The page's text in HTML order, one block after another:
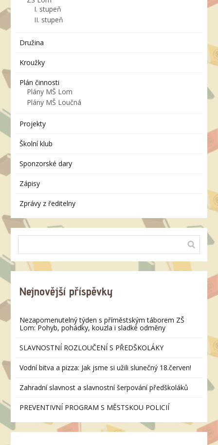
I. stupeň
II. stupeň
Družina
Kroužky
Plán činnosti
Plány MŠ Lom
Plány MŠ Loučná
Projekty
Školní klub
Sponzorské dary
Zápisy
Zprávy z ředitelny
Nejnovější příspěvky
Nezapomenutelný týden s příměstským táborem ZŠ
Lom: Pohyb, pohádky, kouzla i sladké odměny
SLAVNOSTNÍ ROZLOUČENÍ S PŘEDŠKOLÁKY
Vodní bitva a pizza: Jak jsme si užili slunečný 18.červen!
Zahradní slavnost a slavnostní šerpování předškoláků
PREVENTIVNÍ PROGRAM S MĚSTSKOU POLICIÍ